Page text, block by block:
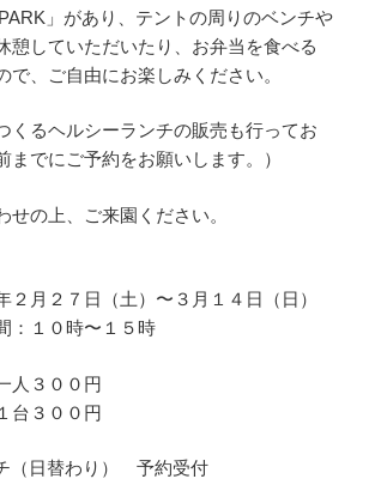
」があり、テントの周りのベンチや
憩していただいたり、お弁当を食べる
で、ご自由にお楽しみください。
くるヘルシーランチの販売も行ってお
までにご予約をお願いします。）
せの上、ご来園ください。
月２７日（土）〜３月１４日（日）
０時〜１５時
３００円
３００円
（日替わり） 予約受付